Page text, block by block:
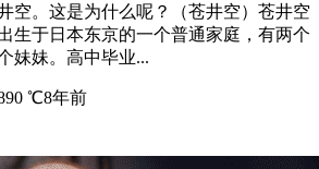
空。这是为什么呢？（苍井空）苍井空
生于日本东京的一个普通家庭，有两个
妹妹。高中毕业...
℃8年前